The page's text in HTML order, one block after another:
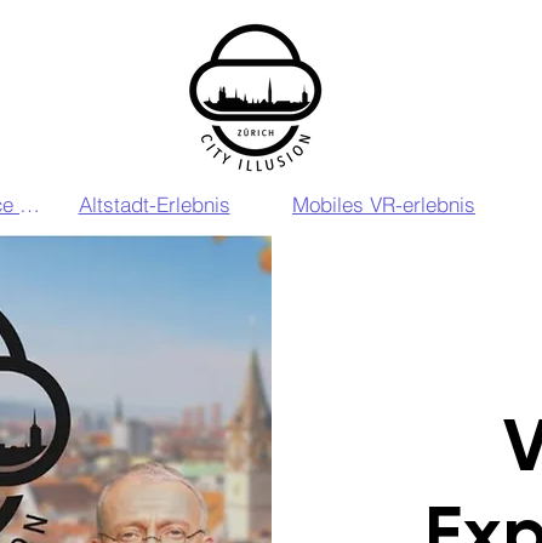
VIP VR Experience Zurich Altstadt-Erlebnis Mobiles VR-erlebnis